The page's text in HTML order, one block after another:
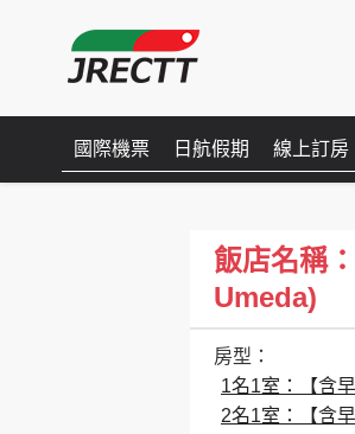
國際機票 日航假期 線上訂房
飯店名稱
Umeda)
房型：
1名1室：【含
2名1室：【含